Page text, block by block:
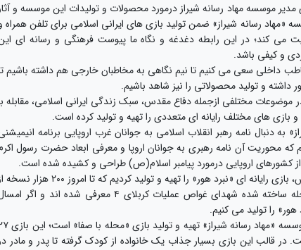
موسسه مهاد رسانه شیراز درمورد محصولات و تولیدات این موسسه و
رسانه شیراز» ضمن تولید بازی های ایرانی اسلامی برای تلفن همراه
می کند؛ در این رابطه دغدغه و نگاه ما پیوست فرهنگی و رسانه ای
و کیفی باشد.
داخلی سعی می کنیم تا نیم نگاهی به مخاطبان خارجی هم داشته باشیم
داشته و تولید محصولاتی را نیز شاهد باشیم.
موضوعات مختلفی ازجمله دفاع مقدس، سبک زندگی ایرانی اسلامی، مقابله
و بازی های مختلف رایانه ای متعددی را تهیه و تولید کرده است.
دنبال نامه رهبر انقلاب اسلامی به جوانان غرب اروپایی برنامه
محوریت آن نامه رهبری به جوانان اروپا و معرفی ابعاد حضرت رسول
از کشورهای اروپایی درمورد پیامبر اسلام(ص) طراحی و کشیده شده است.
وی اضافه کرد: ما در این موسسه و در حوزه دفاع مقدس، بازی رایانه ای «نبرد هور» را تهیه و تولید کردیم که تا امروز ۲۰۰
این بازی دانلود شده است؛ در این بازی که در ۶ مرحله ساخته شده شهدای غواص عملیات کربلای ۴ معرفی شده اند و اگر
را تولید می کنیم.
مدیر موسسه مهاد رسانه شیراز یادآور شد: بازی دیگر موسسه «مهاد رسانه
قالب این بازی بسیار جذاب یک خانواده از کودک گرفته تا پدر و مادر